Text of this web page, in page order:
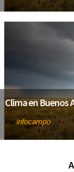
Clima en Buenos
Por infocampo